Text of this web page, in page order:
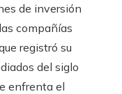
de inversión
compañías
registró su
del siglo
enfrenta el